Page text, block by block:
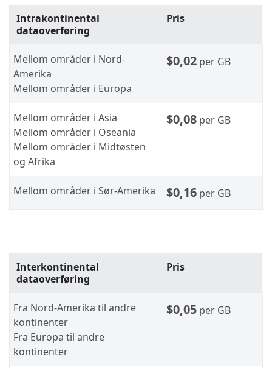
Intrakontinental
dataoverføring
Pris
Mellom områder i Nord-
Amerika
Mellom områder i Europa
$0,02 per GB
Mellom områder i Asia
Mellom områder i Oseania
Mellom områder i Midtøsten
og Afrika
$0,08 per GB
Mellom områder i Sør-Amerika $0,16 per GB
Interkontinental
dataoverføring
Pris
Fra Nord-Amerika til andre
kontinenter
Fra Europa til andre
kontinenter
$0,05 per GB